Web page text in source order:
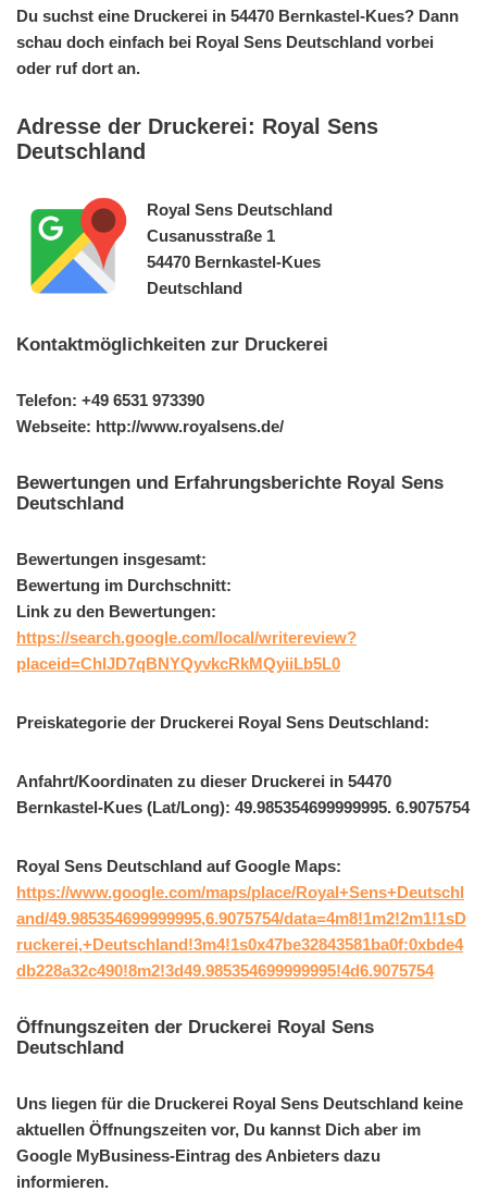
Du suchst eine Druckerei in 54470 Bernkastel-Kues? Dann
schau doch einfach bei Royal Sens Deutschland vorbei
oder ruf dort an.
Adresse der Druckerei: Royal Sens
Deutschland
Royal Sens Deutschland
Cusanusstraße 1
54470 Bernkastel-Kues
Deutschland
Kontaktmöglichkeiten zur Druckerei
Telefon: +49 6531 973390
Webseite: http://www.royalsens.de/
Bewertungen und Erfahrungsberichte Royal Sens
Deutschland
Bewertungen insgesamt:
Bewertung im Durchschnitt:
Link zu den Bewertungen:
https://search.google.com/local/writereview?
placeid=ChIJD7qBNYQyvkcRkMQyiiLb5L0
Preiskategorie der Druckerei Royal Sens Deutschland:
Anfahrt/Koordinaten zu dieser Druckerei in 54470
Bernkastel-Kues (Lat/Long): 49.985354699999995. 6.9075754
Royal Sens Deutschland auf Google Maps:
https://www.google.com/maps/place/Royal+Sens+Deutschl
and/49.985354699999995,6.9075754/data=4m8!1m2!2m1!1sD
ruckerei,+Deutschland!3m4!1s0x47be32843581ba0f:0xbde4
db228a32c490!8m2!3d49.985354699999995!4d6.9075754
Öffnungszeiten der Druckerei Royal Sens
Deutschland
Uns liegen für die Druckerei Royal Sens Deutschland keine
aktuellen Öffnungszeiten vor, Du kannst Dich aber im
Google MyBusiness-Eintrag des Anbieters dazu
informieren.